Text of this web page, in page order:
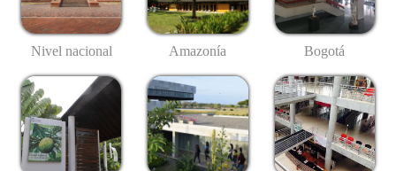
Nivel nacional Amazonía Bogotá